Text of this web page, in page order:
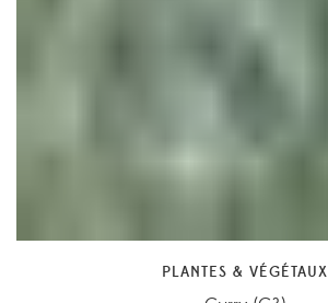
PLANTES & VÉGÉTAUX